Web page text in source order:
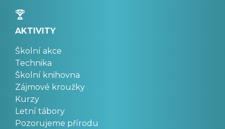
AKTIVITY
Školní akce
Technika
Školní knihovna
Zájmové kroužky
Kurzy
Letní tábory
Pozorujeme přírodu